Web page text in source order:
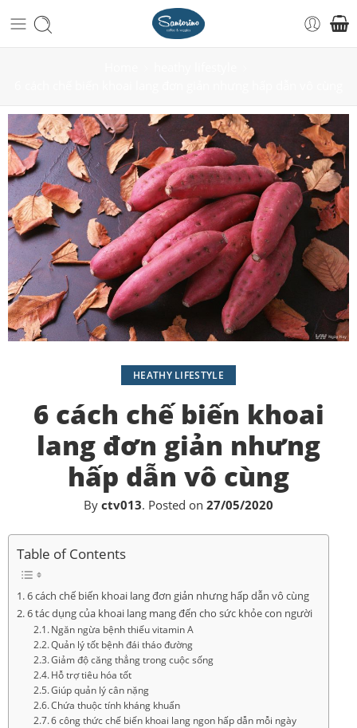
HEATHY LIFESTYLE
6 cách chế biến khoai
lang đơn giản nhưng
hấp dẫn vô cùng
By ctv013. Posted on 27/05/2020
Table of Contents
6 cách chế biến khoai lang đơn giản nhưng hấp dẫn vô cùng
6 tác dụng của khoai lang mang đến cho sức khỏe con người
Ngăn ngừa bệnh thiếu vitamin A
Quản lý tốt bệnh đái tháo đường
Giảm độ căng thẳng trong cuộc sống
Hỗ trợ tiêu hóa tốt
Giúp quản lý cân nặng
Chứa thuộc tính kháng khuẩn
6 công thức chế biến khoai lang ngon hấp dẫn mỗi ngày